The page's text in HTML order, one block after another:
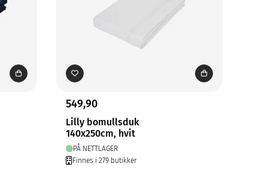
549,90
Lilly bomullsduk
140x250cm, hvit
PÅ NETTLAGER
Finnes i 279 butikker